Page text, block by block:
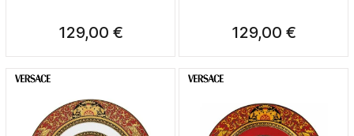
129,00 € 129,00 €